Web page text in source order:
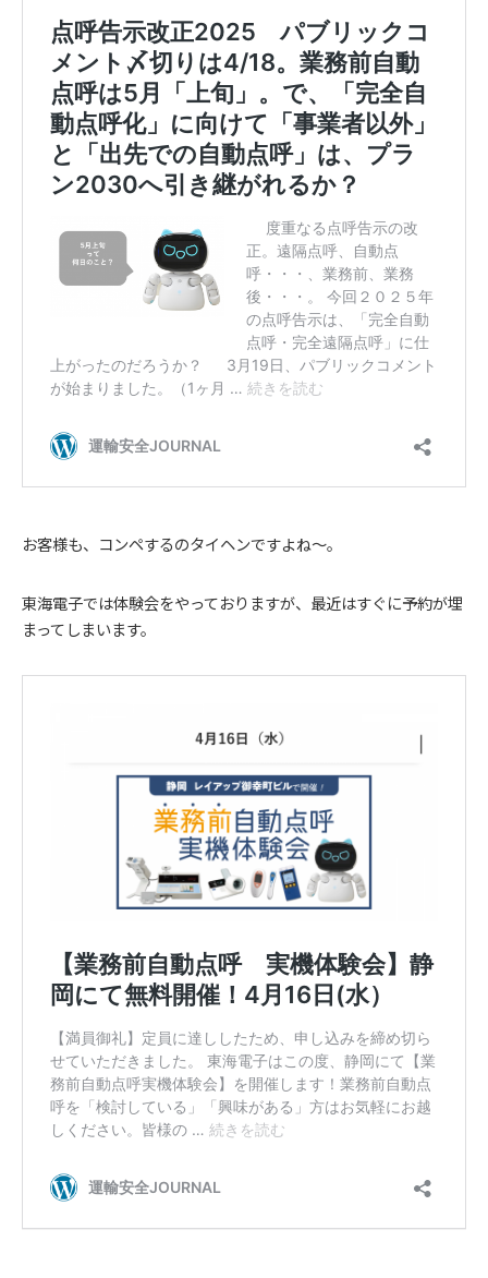
お客様も、コンペするのタイヘンですよね～。
東海電子では体験会をやっておりますが、最近はすぐに予約が埋
まってしまいます。